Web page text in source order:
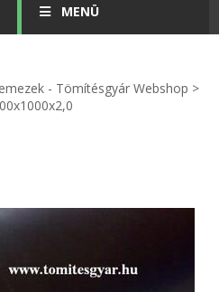
MENÜ
videók
Egyedi gyártás
- Tömítésgyár Webshop >